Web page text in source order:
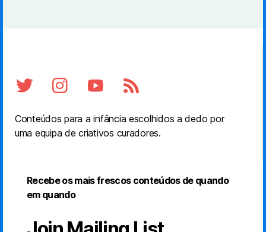
Conteúdos para a infância escolhidos a dedo por
uma equipa de criativos curadores.
Recebe os mais frescos conteúdos de quando
em quando